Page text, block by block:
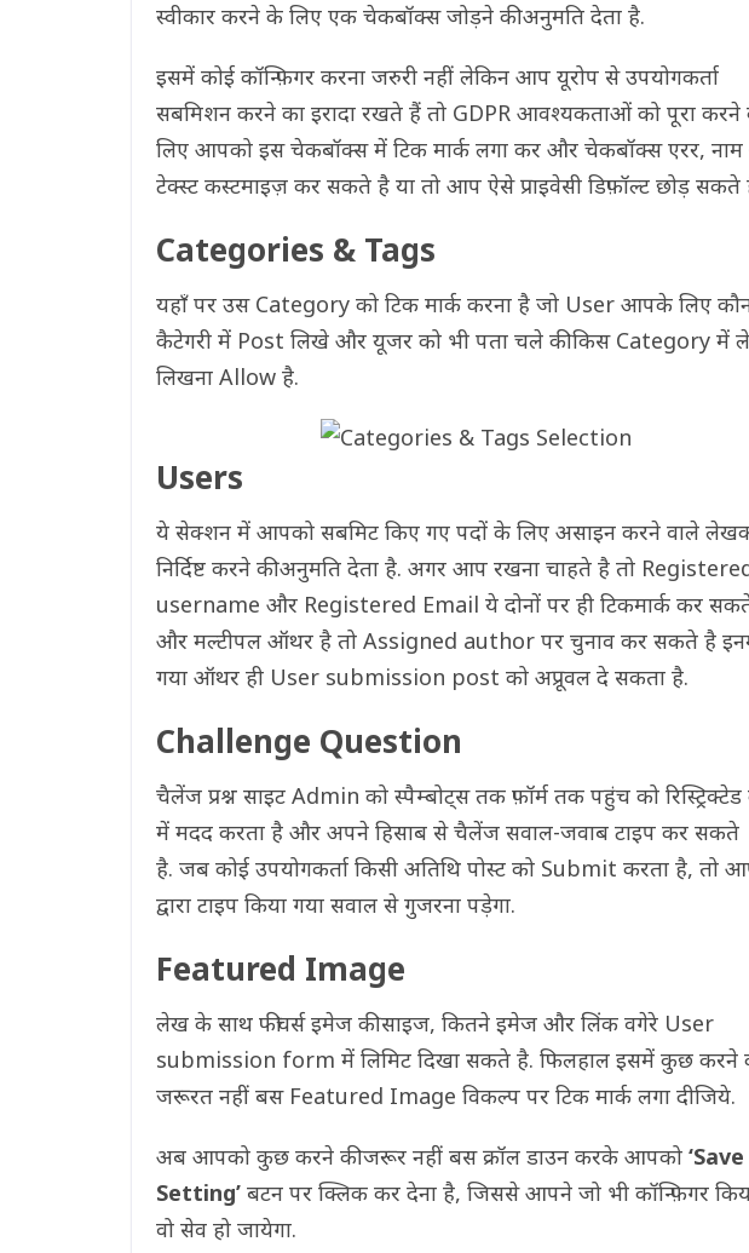
स्वीकार करने के लिए एक चेकबॉक्स जोड़ने की अनुमति देता है.
इसमें कोई कॉन्फ़िगर करना जरुरी नहीं लेकिन आप यूरोप से उपयोगकर्ता
सबमिशन करने का इरादा रखते हैं तो GDPR आवश्यकताओं को पूरा
लिए आपको इस चेकबॉक्स में टिक मार्क लगा कर और चेकबॉक्स एरर,
टेक्स्ट कस्टमाइज़ कर सकते है या तो आप ऐसे प्राइवेसी डिफ़ॉल्ट छोड़ सकते
Categories & Tags
यहाँ पर उस Category को टिक मार्क करना है जो User आपके लिए
कैटेगरी में Post लिखे और यूजर को भी पता चले की किस Category में
लिखना Allow है.
Users
ये सेक्शन में आपको सबमिट किए गए पदों के लिए असाइन करने वाले
निर्दिष्ट करने की अनुमति देता है. अगर आप रखना चाहते है तो
username और Registered Email ये दोनों पर ही टिकमार्क कर
और मल्टीपल ऑथर है तो Assigned author पर चुनाव कर सकते है
गया ऑथर ही User submission post को अप्रूवल दे सकता है.
Challenge Question
चैलेंज प्रश्न साइट Admin को स्पैम्बोट्स तक फ़ॉर्म तक पहुंच को
में मदद करता है और अपने हिसाब से चैलेंज सवाल-जवाब टाइप कर सकते
है. जब कोई उपयोगकर्ता किसी अतिथि पोस्ट को Submit करता है, तो
द्वारा टाइप किया गया सवाल से गुजरना पड़ेगा.
Featured Image
लेख के साथ फीचर्स इमेज की साइज, कितने इमेज और लिंक वगेरे User
submission form में लिमिट दिखा सकते है. फिलहाल इसमें कुछ करने
जरूरत नहीं बस Featured Image विकल्प पर टिक मार्क लगा दीजिये.
अब आपको कुछ करने की जरूर नहीं बस क्रॉल डाउन करके आपको ‘Save
Setting’ बटन पर क्लिक कर देना है, जिससे आपने जो भी कॉन्फ़िगर
वो सेव हो जायेगा.